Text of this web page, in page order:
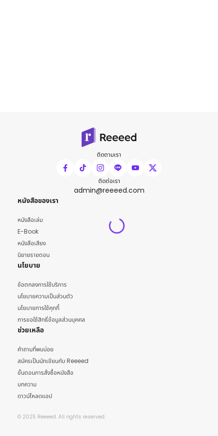
ติดตามเรา
ติดต่อเรา
admin@reeeed.com
หนังสือของเรา
หนังสือเล่ม
E-Book
หนังสือเสียง
นิยายรายตอน
นโยบาย
ข้อตกลงการใช้บริการ
นโยบายความเป็นส่วนตัว
นโยบายการใช้คุกกี้
การขอใช้สิทธิ์ข้อมูลส่วนบุคคล
ช่วยเหลือ
คำถามที่พบบ่อย
สมัครเป็นนักเขียนกับ Reeeed
ขั้นตอนการสั่งซื้อหนังสือ
บทความ
ดาวน์โหลดแอป
© 2025 Reeeed. All rights reserved.